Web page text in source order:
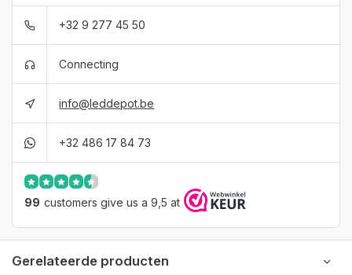
+32 9 277 45 50
Connecting
info@leddepot.be
+32 486 17 84 73
99 customers give us a 9,5 at
Gerelateerde producten